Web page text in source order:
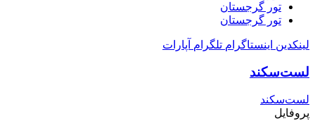
تور گرجستان
تور گرجستان
لینکدین اینستاگرام تلگرام آپارات
لست‌سکند
لست‌سکند
پروفایل